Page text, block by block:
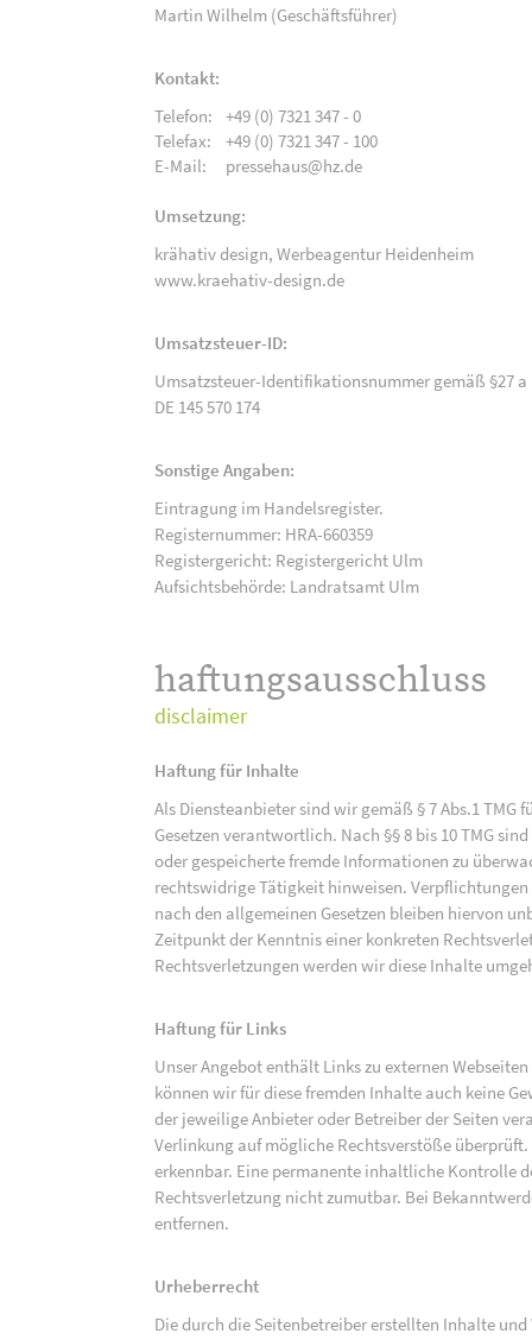
Martin Wilhelm (Geschäftsführer)
Kontakt:
Telefon:
+49 (0) 7321 347 - 0
Telefax:
+49 (0) 7321 347 - 100
E-Mail:
pressehaus@hz.de
Umsetzung:
krähativ design, Werbeagentur Heidenheim
www.kraehativ-design.de
Umsatzsteuer-ID:
Umsatzsteuer-Identifikationsnummer gemäß §27 a
DE 145 570 174
Sonstige Angaben:
Eintragung im Handelsregister.
Registernummer: HRA-660359
Registergericht: Registergericht Ulm
Aufsichtsbehörde: Landratsamt Ulm
haftungsausschluss
disclaimer
Haftung für Inhalte
Als Diensteanbieter sind wir gemäß § 7 Abs.1
Gesetzen verantwortlich. Nach §§ 8 bis 10 TMG
oder gespeicherte fremde Informationen zu
rechtswidrige Tätigkeit hinweisen.
nach den allgemeinen Gesetzen bleiben hiervon
Zeitpunkt der Kenntnis einer konkreten
Rechtsverletzungen werden wir diese Inhalte
Haftung für Links
Unser Angebot enthält Links zu externen
können wir für diese fremden Inhalte auch keine
der jeweilige Anbieter oder Betreiber der Seiten
Verlinkung auf mögliche Rechtsverstöße
erkennbar. Eine permanente inhaltliche Kontrolle
Rechtsverletzung nicht zumutbar. Bei
entfernen.
Urheberrecht
Die durch die Seitenbetreiber erstellten Inhalte